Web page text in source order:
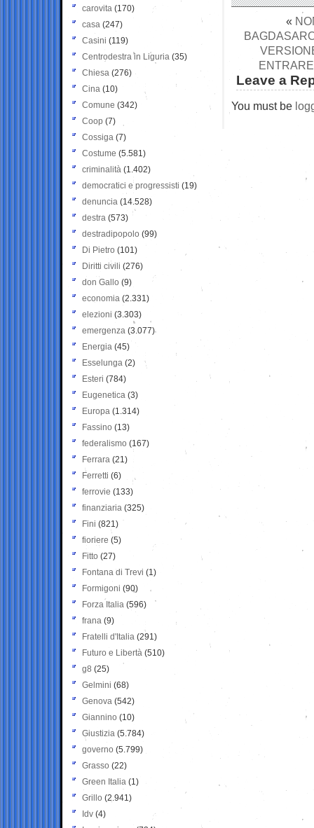
«
Leave a
You must be
carovita (170)
casa (247)
Casini (119)
Centrodestra in Liguria (35)
Chiesa (276)
Cina (10)
Comune (342)
Coop (7)
Cossiga (7)
Costume (5.581)
criminalità (1.402)
democratici e progressisti (19)
denuncia (14.528)
destra (573)
destradipopolo (99)
Di Pietro (101)
Diritti civili (276)
don Gallo (9)
economia (2.331)
elezioni (3.303)
emergenza (3.077)
Energia (45)
Esselunga (2)
Esteri (784)
Eugenetica (3)
Europa (1.314)
Fassino (13)
federalismo (167)
Ferrara (21)
Ferretti (6)
ferrovie (133)
finanziaria (325)
Fini (821)
fioriere (5)
Fitto (27)
Fontana di Trevi (1)
Formigoni (90)
Forza Italia (596)
frana (9)
Fratelli d'Italia (291)
Futuro e Libertà (510)
g8 (25)
Gelmini (68)
Genova (542)
Giannino (10)
Giustizia (5.784)
governo (5.799)
Grasso (22)
Green Italia (1)
Grillo (2.941)
Idv (4)